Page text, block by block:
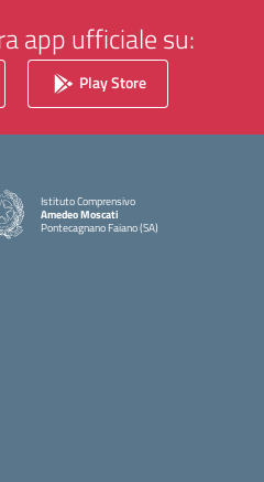
app ufficiale su:
Play Store
Istituto Comprensivo
Amedeo Moscati
Pontecagnano Faiano (SA)
— Visita la pagina iniziale della scuola